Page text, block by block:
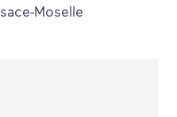
Moselle